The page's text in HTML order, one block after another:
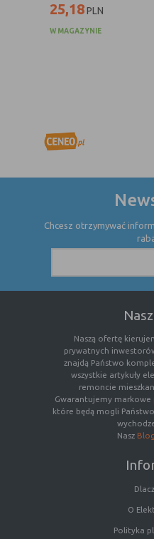
25,18PLN
W MAGAZYNIE
Chcesz otrzymywać
Naszą ofertę
prywatnych
znajdą Państwo
wszystkie artykuły
remoncie
Gwarantujemy markowe
które będą mogli
Nasz
O
Polityka